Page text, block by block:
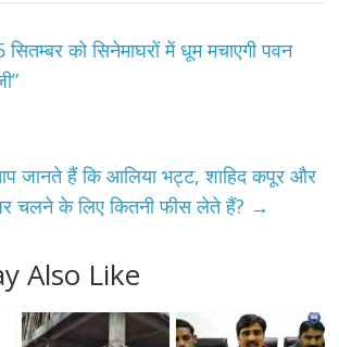
को सिनेमाघरों में धूम मचाएगी पवन
जानते हैं कि आलिया भट्ट, शाहिद कपूर और
चलने के लिए कितनी फीस लेते हैं? →
Also Like